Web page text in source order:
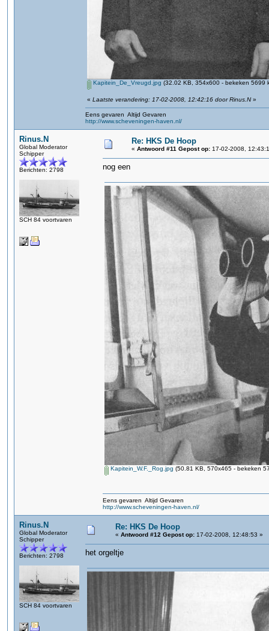
Kapitein_De_Vreugd.jpg (32.02 KB, 354x600 - bekeken 5699
« Laatste verandering: 17-02-2008, 12:42:16 door Rinus.N»
Eens gevaren Altijd Gevaren
http://www.scheveningen-haven.nl/
Rinus.N
Global Moderator
Schipper
Berichten: 2798
SCH 84 voortvaren
Re: HKS De Hoop
« Antwoord #11 Gepost op: 17-02-2008,
nog een
Kapitein_W.F._Rog.jpg (50.81 KB, 570x465 - bekeken
Eens gevaren Altijd Gevaren
http://www.scheveningen-haven.nl/
Rinus.N
Global Moderator
Schipper
Berichten: 2798
SCH 84 voortvaren
Re: HKS De Hoop
« Antwoord #12 Gepost op: 17-02-2008, 12:48:53 »
het orgeltje